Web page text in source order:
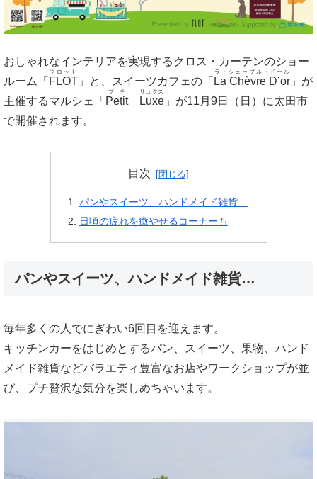
おしゃれなインテリアを実現するクロス・カーテンのショー
ルーム「 FLOT
フロット
」と、スイーツカフェの「 La Chèvre D’or
ラ・シェーブル・ドール
」が
主催するマルシェ「 Petit
プチ
Luxe
リュクス
」が11月9日（日）に太田市
で開催されます。
目次
パンやスイーツ、ハンドメイド雑貨…
日頃の疲れを癒やせるコーナーも
パンやスイーツ、ハンドメイド雑貨…
毎年多くの人でにぎわい6回目を迎えます。
キッチンカーをはじめとするパン、スイーツ、果物、ハンド
メイド雑貨などバラエティ豊富なお店やワークショップが並
び、プチ贅沢な気分を楽しめちゃいます。